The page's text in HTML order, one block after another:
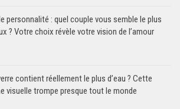
personnalité : quel couple vous semble le plus
? Votre choix révèle votre vision de l’amour
contient réellement le plus d’eau ? Cette
visuelle trompe presque tout le monde